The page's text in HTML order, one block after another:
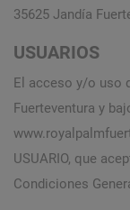
35625 Jandía
USUARIOS
El acceso y/o uso
Fuerteventura y
USUARIO, que
Condiciones